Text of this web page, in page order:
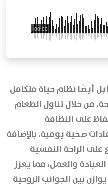
00:00
أيضًا نظام حياة متكامل
من خلال تناول الطعام
على النظافة
صحية يومية. بالإضافة
على الراحة النفسية
والعمل، مما يعزز
بين الجوانب الروحية